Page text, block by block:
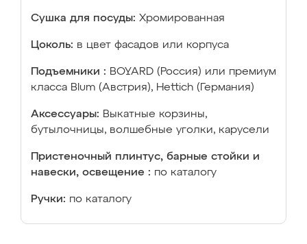
Сушка для посуды: Хромированная
Цоколь: в цвет фасадов или корпуса
Подъемники : BOYARD (Россия) или премиум
класса Blum (Австрия), Hettich (Германия)
Аксессуары: Выкатные корзины,
бутылочницы, волшебные уголки, карусели
Пристеночный плинтус, барные стойки и
навески, освещение : по каталогу
Ручки: по каталогу